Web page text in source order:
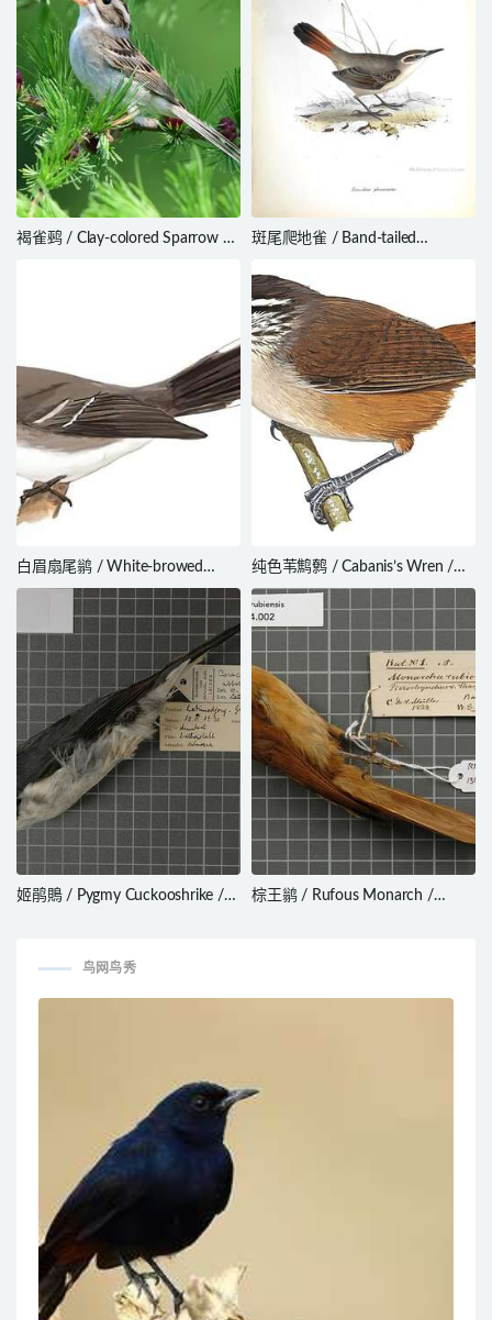
褐雀鹀 / Clay-colored Sparrow /
斑尾爬地雀 / Band-tailed
phoenicurus
白眉扇尾鹟 / White-browed
Fantail / Rhipidura aureola
纯色苇鹪鹩 / Cabanis’s Wren /
Cantorchilus modestus
姬鹃鵙 / Pygmy Cuckooshrike /
棕王鹟 / Rufous Monarch /
鸟网鸟秀